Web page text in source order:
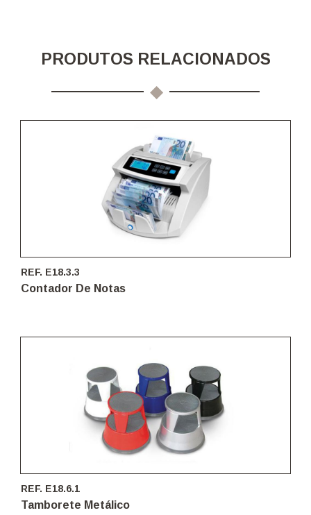
PRODUTOS RELACIONADOS
REF. E18.3.3
Contador De Notas
REF. E18.6.1
Tamborete Metálico